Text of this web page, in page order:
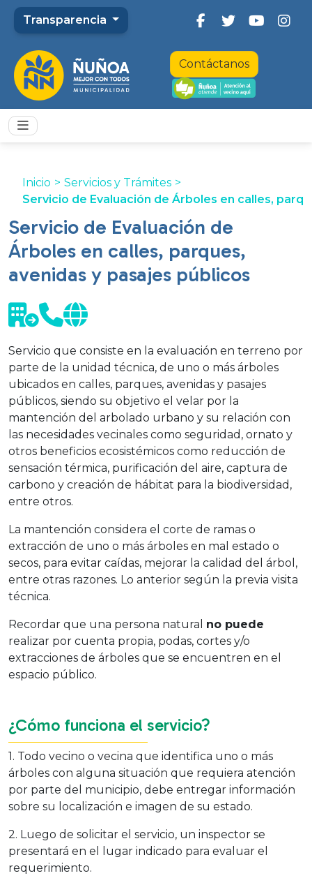
Transparencia
Contáctanos
Inicio > Servicios y Trámites >
Servicio de Evaluación de Árboles en calles,
Servicio de Evaluación de
Árboles en calles, parques,
avenidas y pasajes públicos
Servicio que consiste en la evaluación en terreno por
parte de la unidad técnica, de uno o más árboles
ubicados en calles, parques, avenidas y pasajes
públicos, siendo su objetivo el velar por la
mantención del arbolado urbano y su relación con
las necesidades vecinales como seguridad, ornato y
otros beneficios ecosistémicos como reducción de
sensación térmica, purificación del aire, captura de
carbono y creación de hábitat para la biodiversidad,
entre otros.
La mantención considera el corte de ramas o
extracción de uno o más árboles en mal estado o
secos, para evitar caídas, mejorar la calidad del árbol,
entre otras razones. Lo anterior según la previa visita
técnica.
Recordar que una persona natural no puede
realizar por cuenta propia, podas, cortes y/o
extracciones de árboles que se encuentren en el
espacio público.
¿Cómo funciona el servicio?
1. Todo vecino o vecina que identifica uno o más
árboles con alguna situación que requiera atención
por parte del municipio, debe entregar información
sobre su localización e imagen de su estado.
2. Luego de solicitar el servicio, un inspector se
presentará en el lugar indicado para evaluar el
requerimiento.